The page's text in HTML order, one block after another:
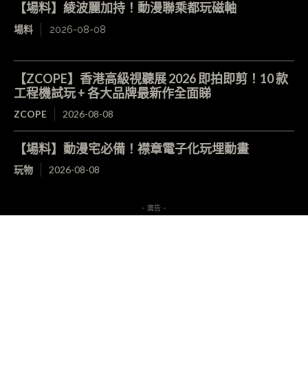
【場料】綾波麗加持！動漫聯乘都玩磁軸
場料 2026-08-08
【ZCOPE】香港高級視聽展 2026 即拍即剪！10 款
工程機試玩 + 各大品牌最新作全面睇
ZCOPE 2026-08-08
【場料】動漫宅必備！襟章電子化玩埋動畫
玩物 2026-08-08
- 廣告 -